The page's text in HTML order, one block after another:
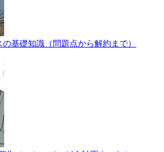
基礎知識（問題点から解約まで）